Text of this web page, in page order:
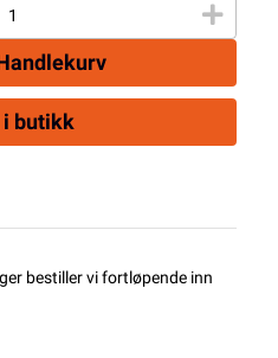
i butikk
bestiller vi fortløpende inn